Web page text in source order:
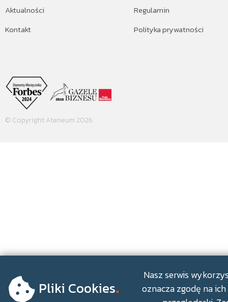
Aktualności
Kontakt
Regulamin
Polityka prywatności
© Copyright Ateneum 2026
Pliki Cookies.
Nasz serwis
oznacza zgodę na